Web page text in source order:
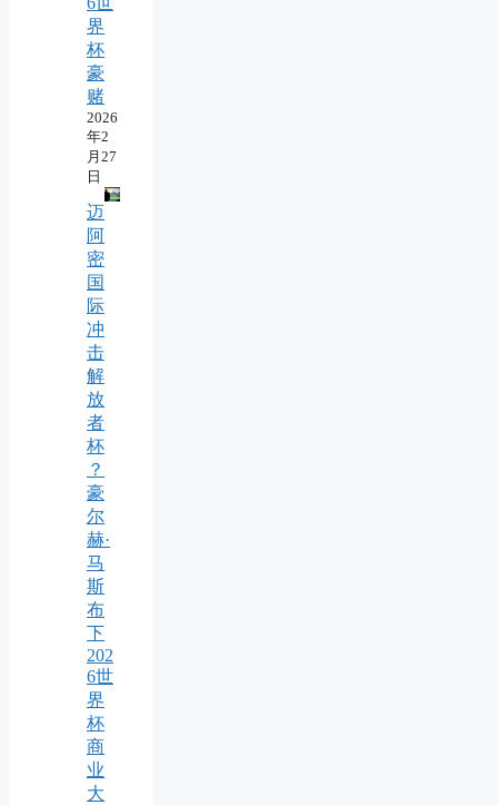
界
杯
豪
赌
2026
年2
月27
日
迈
阿
密
国
际
冲
击
解
放
者
杯
？
豪
尔
赫·
马
斯
布
下
202
6世
界
杯
商
业
大